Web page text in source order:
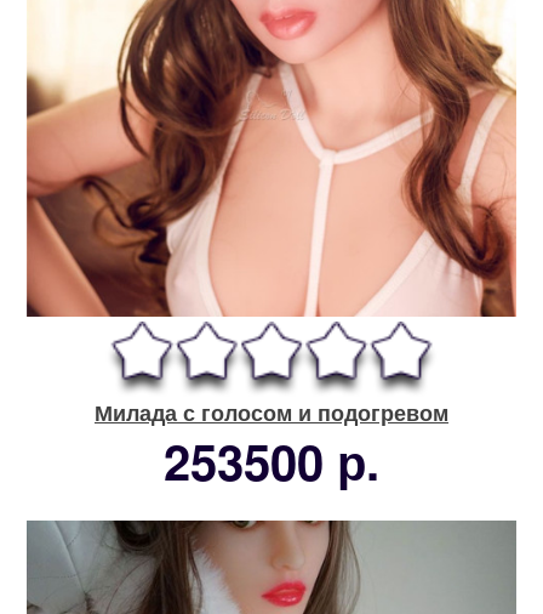
Милада с голосом и подогревом
253500 р.